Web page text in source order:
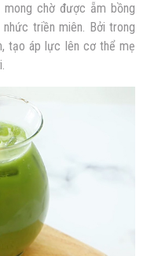
mong chờ được ẵm bồng
triền miên. Bởi trong
tạo áp lực lên cơ thể mẹ